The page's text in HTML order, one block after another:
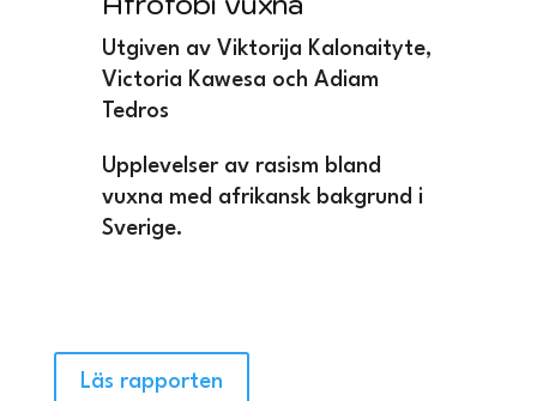
Utgiven av Viktorija Kalonaityte,
Victoria Kawesa och Adiam
Tedros
Upplevelser av rasism bland
vuxna med afrikansk bakgrund i
Sverige.
Läs rapporten